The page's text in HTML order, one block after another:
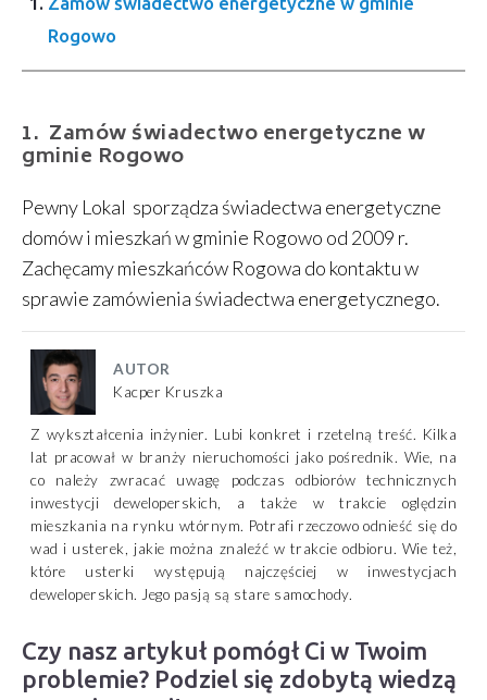
Rogowo
Zamów świadectwo energetyczne w
gminie Rogowo
Pewny Lokal sporządza świadectwa energetyczne
domów i mieszkań w gminie Rogowo od 2009 r.
Zachęcamy mieszkańców Rogowa do kontaktu w
sprawie zamówienia świadectwa energetycznego.
AUTOR
Kacper Kruszka
Z wykształcenia inżynier. Lubi konkret i rzetelną treść. Kilka
lat pracował w branży nieruchomości jako pośrednik. Wie, na
co należy zwracać uwagę podczas odbiorów technicznych
inwestycji deweloperskich, a także w trakcie oględzin
mieszkania na rynku wtórnym. Potrafi rzeczowo odnieść się do
wad i usterek, jakie można znaleźć w trakcie odbioru. Wie też,
które usterki występują najczęściej w inwestycjach
deweloperskich. Jego pasją są stare samochody.
Czy nasz artykuł pomógł Ci w Twoim
problemie? Podziel się zdobytą wiedzą